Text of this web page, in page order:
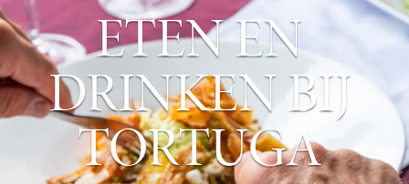
ETEN EN
DRINKEN BIJ
TORTUGA